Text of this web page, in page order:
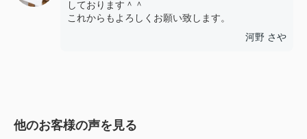
しております＾＾
これからもよろしくお願い致します。
河野 さや
他のお客様の声を見る